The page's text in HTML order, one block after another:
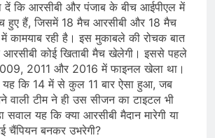
दें कि आरसीबी और पंजाब के बीच आईपीएल में
हैं, जिसमें 18 मैच आरसीबी और 18 मैच
कामयाब रही है। इस मुकाबले की रोचक बात
कोई खिताबी मैच खेलेगी। इससे पहले
2011 और 2016 में फाइनल खेला था।
यह कि 14 में से कुल 11 बार ऐसा हुआ, जब
वाली टीम ने ही उस सीजन का टाइटल भी
यह कि क्या आरसीबी मैदान मारेगी या
चैंपियन बनकर उभरेगी?